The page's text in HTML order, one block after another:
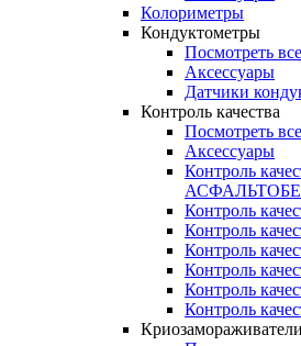
Колориметры
Кондуктометры
Посмотреть
Аксессуары
Датчики
Контроль качества
Посмотреть
Аксессуары
Контроль
Контроль
Контроль
Контроль
Контроль
Контроль
Контроль
Криозамораживатели